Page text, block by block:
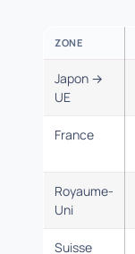
ZONE
Japon →
UE
France
Royaume-
Uni
Suisse